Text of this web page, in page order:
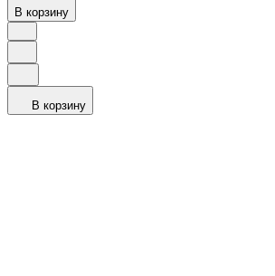
В корзину
В корзину